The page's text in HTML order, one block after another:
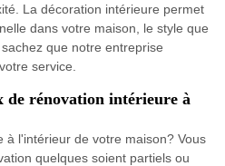
La décoration intérieure permet
dans votre maison, le style que
que notre entreprise
service.
de rénovation intérieure à
à l'intérieur de votre maison? Vous
quelques soient partiels ou